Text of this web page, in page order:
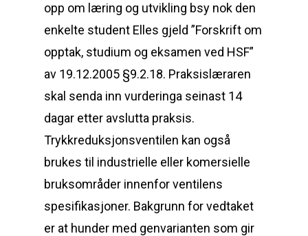
opp om læring og utvikling bsy nok den
enkelte student Elles gjeld ”Forskrift om
opptak, studium og eksamen ved HSF”
av 19.12.2005 §9.2.18. Praksislæraren
skal senda inn vurderinga seinast 14
dagar etter avslutta praksis.
Trykkreduksjonsventilen kan også
brukes til industrielle eller komersielle
bruksområder innenfor ventilens
spesifikasjoner. Bakgrunn for vedtaket
er at hunder med genvarianten som gir